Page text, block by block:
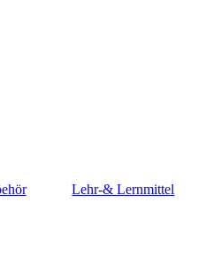
Lehr-& Lernmittel